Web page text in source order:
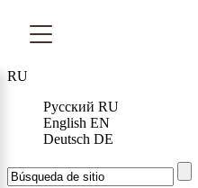
RU
Русский RU
English EN
Deutsch DE